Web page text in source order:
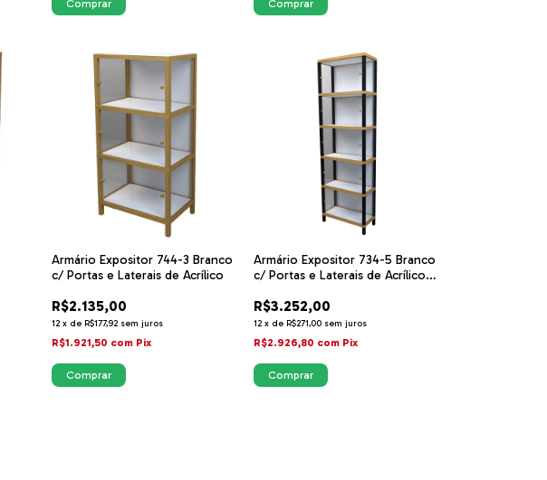
Armário Expositor 744-3 Branco
c/ Portas e Laterais de Acrílico
R$2.135,00
12 x de R$177,92 sem juros
R$1.921,50 com Pix
Armário Expositor 734-5 Branco
c/ Portas e Laterais de Acrílico
R$3.252,00
12 x de R$271,00 sem juros
R$2.926,80 com Pix